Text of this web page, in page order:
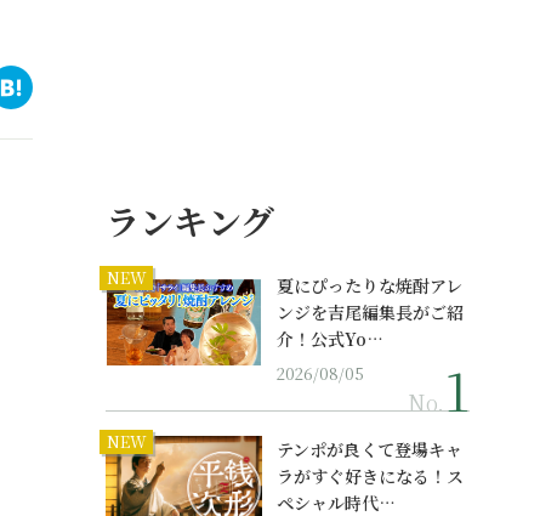
ランキング
NEW
夏にぴったりな焼酎アレ
ンジを吉尾編集長がご紹
介！公式Yo…
2026/08/05
No.
NEW
テンポが良くて登場キャ
ラがすぐ好きになる！ス
ペシャル時代…